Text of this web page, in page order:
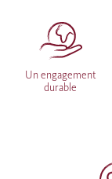
Un engagement
durable